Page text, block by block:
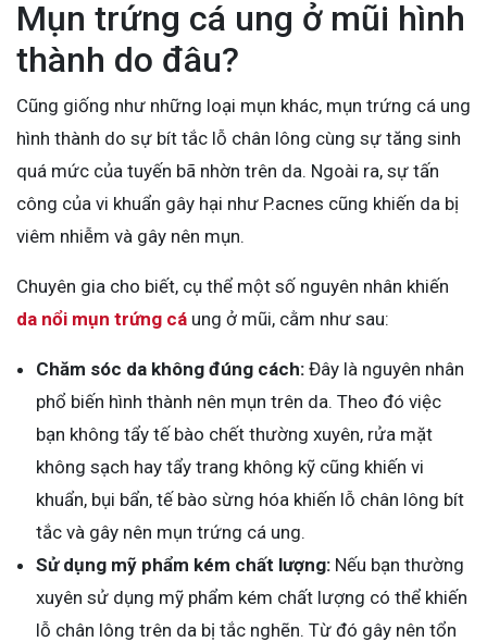
Mụn trứng cá ung ở mũi hình
thành do đâu?
Cũng giống như những loại mụn khác, mụn trứng cá ung
hình thành do sự bít tắc lỗ chân lông cùng sự tăng sinh
quá mức của tuyến bã nhờn trên da. Ngoài ra, sự tấn
công của vi khuẩn gây hại như P.acnes cũng khiến da bị
viêm nhiễm và gây nên mụn.
Chuyên gia cho biết, cụ thể một số nguyên nhân khiến
da nổi mụn trứng cá ung ở mũi, cằm như sau:
Chăm sóc da không đúng cách: Đây là nguyên nhân
phổ biến hình thành nên mụn trên da. Theo đó việc
bạn không tẩy tế bào chết thường xuyên, rửa mặt
không sạch hay tẩy trang không kỹ cũng khiến vi
khuẩn, bụi bẩn, tế bào sừng hóa khiến lỗ chân lông bít
tắc và gây nên mụn trứng cá ung.
Sử dụng mỹ phẩm kém chất lượng: Nếu bạn thường
xuyên sử dụng mỹ phẩm kém chất lượng có thể khiến
lỗ chân lông trên da bị tắc nghẽn. Từ đó gây nên tổn